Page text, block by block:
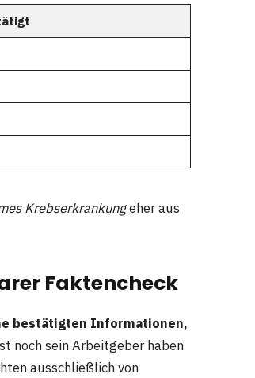
Krebserkrankungeher aus
Faktencheck
bestätigten Informationen,
noch sein Arbeitgeber haben
ausschließlich von